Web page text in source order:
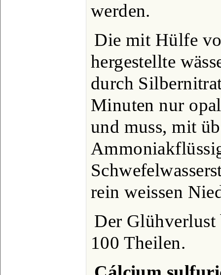
werden.
Die mit Hülfe
hergestellte
durch
Minuten nur
und muss, mit
rein weissen
Der Glühverlust
100 Theilen.